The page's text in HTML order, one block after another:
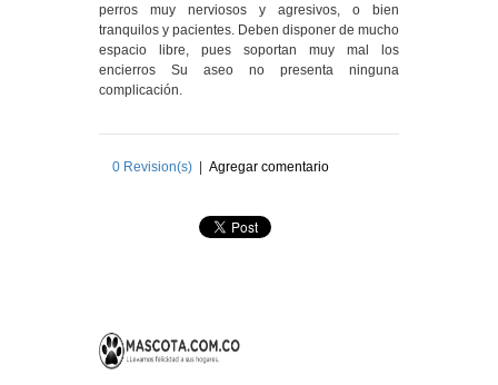
perros muy nerviosos y agresivos, o bien
tranquilos y pacientes. Deben disponer de mucho
espacio libre, pues soportan muy mal los
encierros Su aseo no presenta ninguna
complicación.
0 Revision(s) | Agregar comentario